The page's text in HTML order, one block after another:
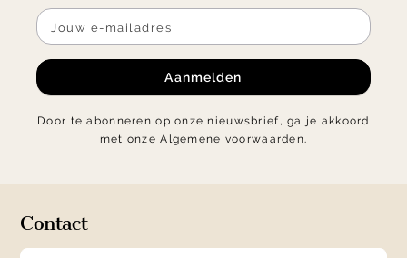
Aanmelden
Door te abonneren op onze nieuwsbrief, ga je akkoord
met onzeAlgemene voorwaarden.
Contact